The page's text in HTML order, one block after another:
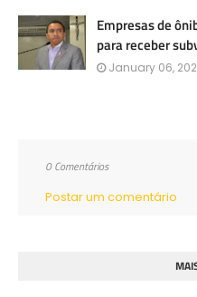
Empresas de
para receber
January 06,
0 Comentários
Postar um comentário